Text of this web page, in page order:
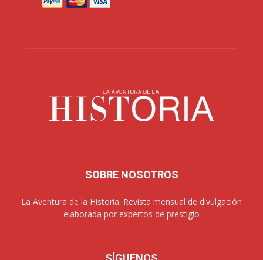
SOBRE NOSOTROS
La Aventura de la Historia. Revista mensual de divulgación
elaborada por expertos de prestigio